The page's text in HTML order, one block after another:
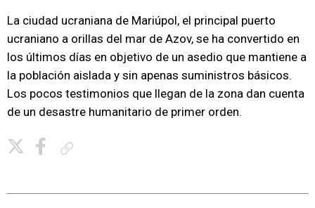
La ciudad ucraniana de Mariúpol, el principal puerto
ucraniano a orillas del mar de Azov, se ha convertido en
los últimos días en objetivo de un asedio que mantiene a
la población aislada y sin apenas suministros básicos.
Los pocos testimonios que llegan de la zona dan cuenta
de un desastre humanitario de primer orden.